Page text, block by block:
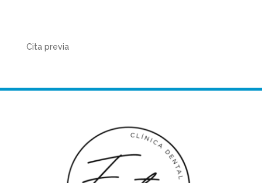
Cita previa